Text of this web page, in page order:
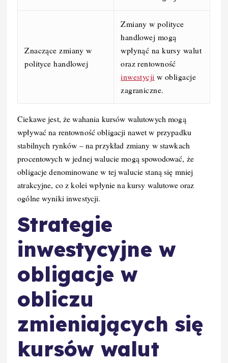
Znaczące zmiany w
polityce handlowej
Zmiany w polityce
handlowej mogą
wpłynąć na kursy walut
oraz rentowność
inwestycji w obligacje
zagraniczne.
Ciekawe jest, że wahania kursów walutowych mogą
wpływać na rentowność obligacji nawet w przypadku
stabilnych rynków – na przykład zmiany w stawkach
procentowych w jednej walucie mogą spowodować, że
obligacje denominowane w tej walucie staną się mniej
atrakcyjne, co z kolei wpłynie na kursy walutowe oraz
ogólne wyniki inwestycji.
Strategie
inwestycyjne w
obligacje w
obliczu
zmieniających się
kursów walut